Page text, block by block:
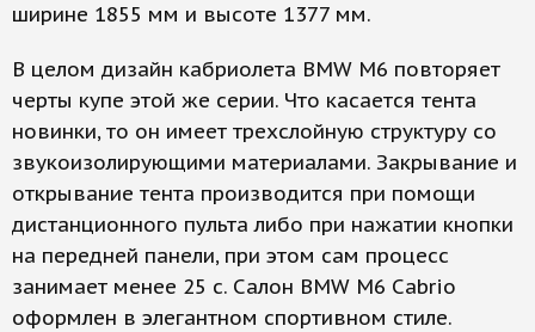
ширине 1855 мм и высоте 1377 мм.
В целом дизайн кабриолета BMW M6 повторяет
черты купе этой же серии. Что касается тента
новинки, то он имеет трехслойную структуру со
звукоизолирующими материалами. Закрывание и
открывание тента производится при помощи
дистанционного пульта либо при нажатии кнопки
на передней панели, при этом сам процесс
занимает менее 25 с. Салон BMW M6 Cabrio
оформлен в элегантном спортивном стиле.